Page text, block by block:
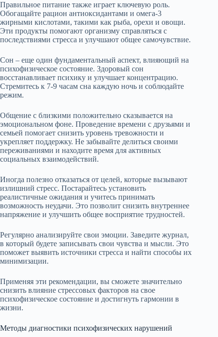
Правильное питание также играет ключевую роль.
Обогащайте рацион антиоксидантами и омега-3
жирными кислотами, такими как рыба, орехи и овощи.
Эти продукты помогают организму справляться с
последствиями стресса и улучшают общее самочувствие.
Сон – еще один фундаментальный аспект, влияющий на
психофизическое состояние. Здоровый сон
восстанавливает психику и улучшает концентрацию.
Стремитесь к 7-9 часам сна каждую ночь и соблюдайте
режим.
Общение с близкими положительно сказывается на
эмоциональном фоне. Проведение времени с друзьями и
семьей помогает снизить уровень тревожности и
укрепляет поддержку. Не забывайте делиться своими
переживаниями и находите время для активных
социальных взаимодействий.
Иногда полезно отказаться от целей, которые вызывают
излишний стресс. Постарайтесь установить
реалистичные ожидания и учитесь принимать
возможность неудачи. Это позволит снизить внутреннее
напряжение и улучшить общее восприятие трудностей.
Регулярно анализируйте свои эмоции. Заведите журнал,
в который будете записывать свои чувства и мысли. Это
поможет выявить источники стресса и найти способы их
минимизации.
Применяя эти рекомендации, вы сможете значительно
снизить влияние стрессовых факторов на свое
психофизическое состояние и достигнуть гармонии в
жизни.
Методы диагностики психофизических нарушений